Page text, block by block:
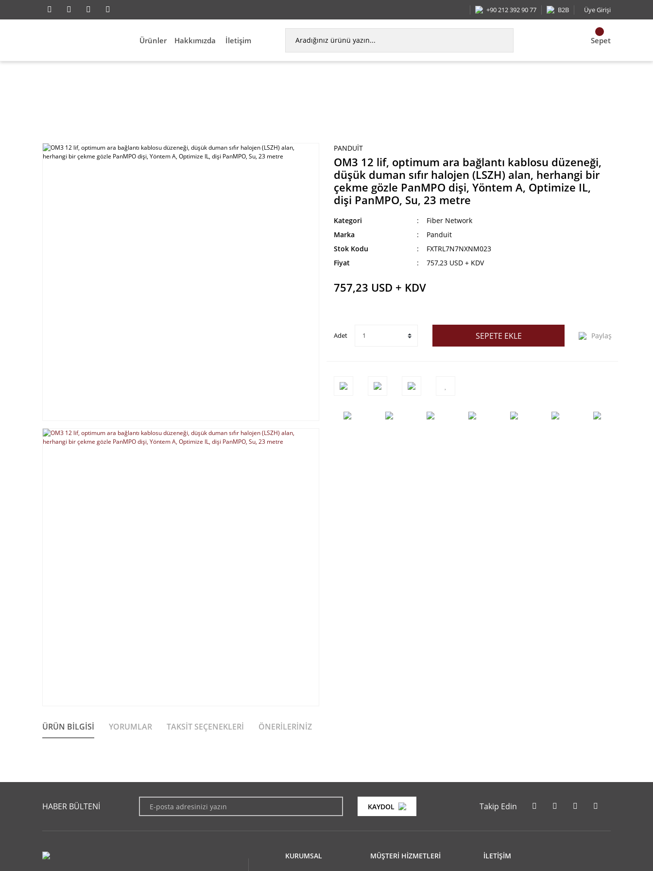
+90 212 392 90 77 B2B Üye Girişi
Ürünler Hakkımızda İletişim Sepet
PANDUIT
OM3 12 lif, optimum ara bağlantı kablosu düzeneği,
düşük duman sıfır halojen (LSZH) alan, herhangi bir
çekme gözle PanMPO dişi, Yöntem A, Optimize IL,
dişi PanMPO, Su, 23 metre
Kategori
Fiber Network
Marka
Panduit
Stok Kodu
FXTRL7N7NXNM023
Fiyat
757,23 USD + KDV
757,23 USD + KDV
Adet SEPETE EKLE Paylaş
ÜRÜN BILGISI YORUMLAR TAKSIT SEÇENEKLERI ÖNERILERINIZ
Yorum Yaz
Görüş ve önerileriniz için teşekkür ederiz.
Ürün açıklamasında eksik bilgiler bulunuyor.
HABER BÜLTENİ KAYDOL Takip Edin
KURUMSAL MÜŞTERİ HİZMETLERİ İLETİŞİM